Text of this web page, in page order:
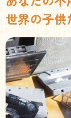
世界の子供